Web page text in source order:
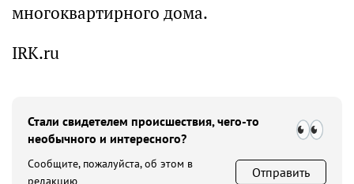
многоквартирного дома.
IRK.ru
Стали свидетелем происшествия, чего-то
необычного и интересного?
Сообщите, пожалуйста, об этом в
редакцию
Отправить